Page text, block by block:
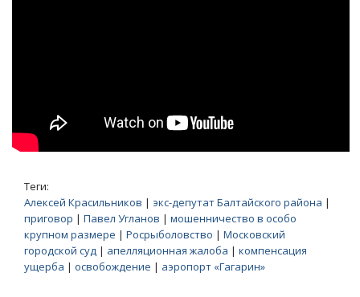
Теги:
Алексей Красильников | экс-депутат Балтайского района |
приговор | Павел Угланов | мошенничество в особо
крупном размере | Росрыболовство | Московский
городской суд | апелляционная жалоба | компенсация
ущерба | освобождение | аэропорт «Гагарин»